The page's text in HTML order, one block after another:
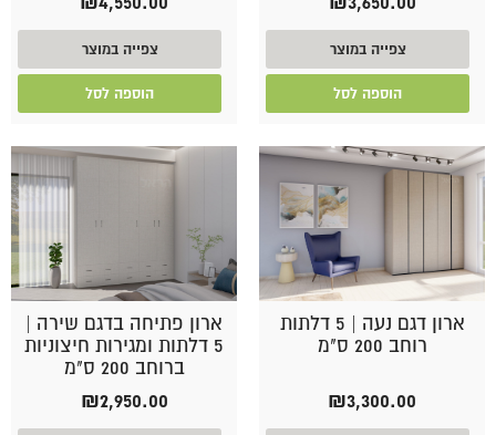
צפייה במוצר
הוספה לסל
צפייה במוצר
הוספה לסל
ארון דגם נעה | 5 דלתות
רוחב 200 ס"מ
₪3,300.00
ארון פתיחה בדגם שירה |
5 דלתות ומגירות חיצוניות
ברוחב 200 ס"מ
₪2,950.00